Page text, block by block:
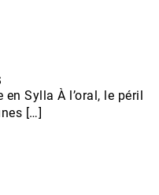
Sylla À l’oral, le péril
[…]